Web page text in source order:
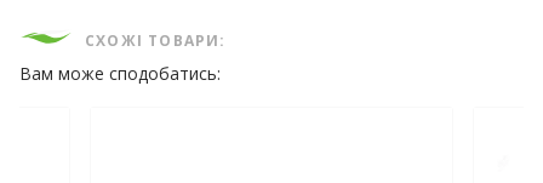
СХОЖІ ТОВАРИ:
Вам може сподобатись: